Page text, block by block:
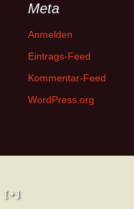
Meta
Anmelden
Eintrags-Feed
Kommentar-Feed
WordPress.org
[ + ]